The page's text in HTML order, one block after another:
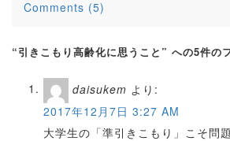
Comments (5)
“引きこもり高齢化に思うこと” への5件の
daisukem より:
2017年12月7日 3:27 AM
大学生の「準引きこもり」こそ問